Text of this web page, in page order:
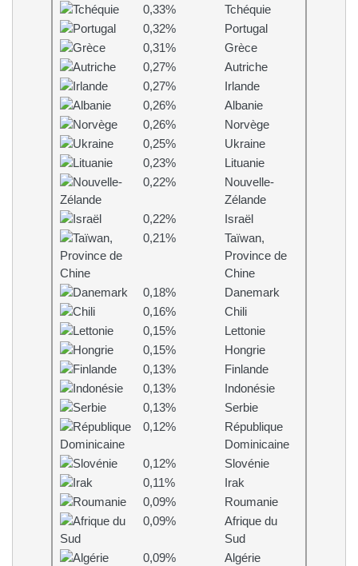
0,33%
Tchéquie
0,32%
Portugal
0,31%
Grèce
0,27%
Autriche
0,27%
Irlande
0,26%
Albanie
0,26%
Norvège
0,25%
Ukraine
0,23%
Lituanie
0,22%
Nouvelle-
Zélande
0,22%
Israël
0,21%
Taïwan,
Province de
Chine
0,18%
Danemark
0,16%
Chili
0,15%
Lettonie
0,15%
Hongrie
0,13%
Finlande
0,13%
Indonésie
0,13%
Serbie
0,12%
République
Dominicaine
0,12%
Slovénie
0,11%
Irak
0,09%
Roumanie
0,09%
Afrique du
Sud
0,09%
Algérie